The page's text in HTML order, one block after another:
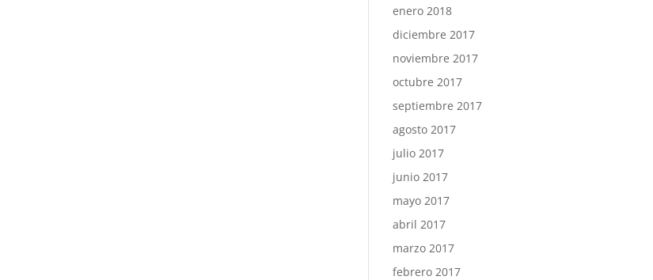
enero 2018
diciembre 2017
noviembre 2017
octubre 2017
septiembre 2017
agosto 2017
julio 2017
junio 2017
mayo 2017
abril 2017
marzo 2017
febrero 2017